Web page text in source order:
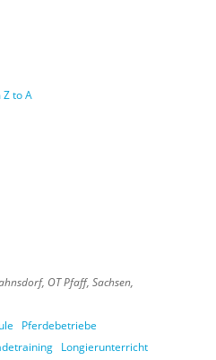
Z to A
OT Pfaff, Sachsen,
Pferdebetriebe
Longierunterricht